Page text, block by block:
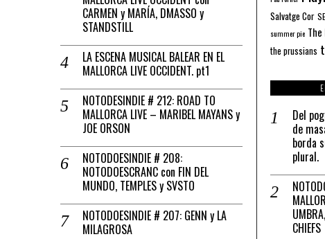
CARMEN y MARÍA, DMASSO y
STANDSTILL
LA ESCENA MUSICAL BALEAR EN EL
MALLORCA LIVE OCCIDENT. pt1
NOTODESINDIE # 212: ROAD TO
MALLORCA LIVE – MARIBEL MAYANS y
JOE ORSON
NOTODOESINDIE # 208:
NOTODOESCRANC con FIN DEL
MUNDO, TEMPLES y SVSTO
NOTODOESINDIE # 207: GENN y LA
MILAGROSA
Salvatge Cor
summer pie
the prussians
Del
de
borda
plural.
CHIEFS